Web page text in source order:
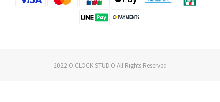
2022 O'CLOCK STUDIO All Rights Reserved